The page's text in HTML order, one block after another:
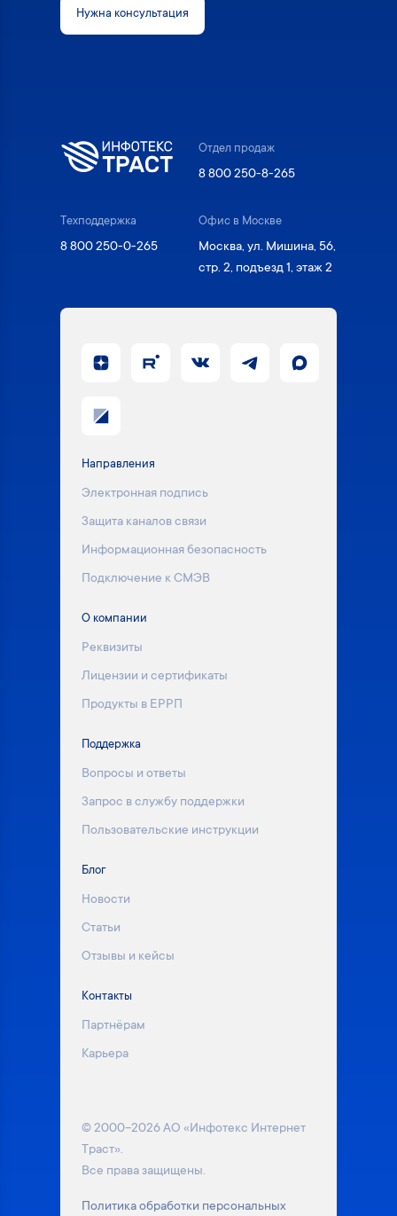
Нужна консультация
Отдел продаж
8 800 250-8-265
Техподдержка
8 800 250-0-265
Офис в Москве
Москва, ул. Мишина, 56,
стр. 2, подъезд 1, этаж 2
Направления
Электронная подпись
Защита каналов связи
Информационная безопасность
Подключение к СМЭВ
О компании
Реквизиты
Лицензии и сертификаты
Продукты в ЕРРП
Поддержка
Вопросы и ответы
Запрос в службу поддержки
Пользовательские инструкции
Блог
Новости
Статьи
Отзывы и кейсы
Контакты
Партнёрам
Карьера
© 2000–2026 АО «Инфотекс Интернет
Траст».
Все права защищены.
Политика обработки персональных